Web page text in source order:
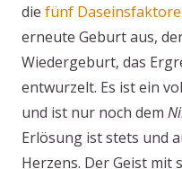
die fünf
erneute Geburt aus,
Wiedergeburt, das
entwurzelt. Es ist ein
und ist nur noch dem
Erlösung ist stets und
Herzens. Der Geist mit